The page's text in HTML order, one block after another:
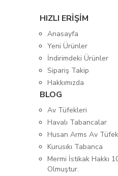
HIZLI ERİŞİM
Anasayfa
Yeni Ürünler
İndirimdeki Ürünler
Sipariş Takip
Hakkımızda
BLOG
Av Tüfekleri
Havalı Tabancalar
Husan Arms Av
Kurusıkı Tabanca
Mermi İstikak Hakkı
Olmuştur.